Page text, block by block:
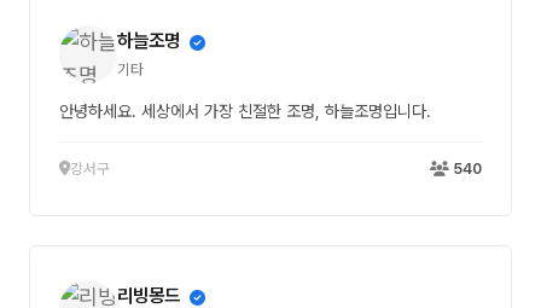
하늘조명
기타
안녕하세요. 세상에서 가장 친절한 조명, 하늘조명입니다.
강서구 540
리빙몽드